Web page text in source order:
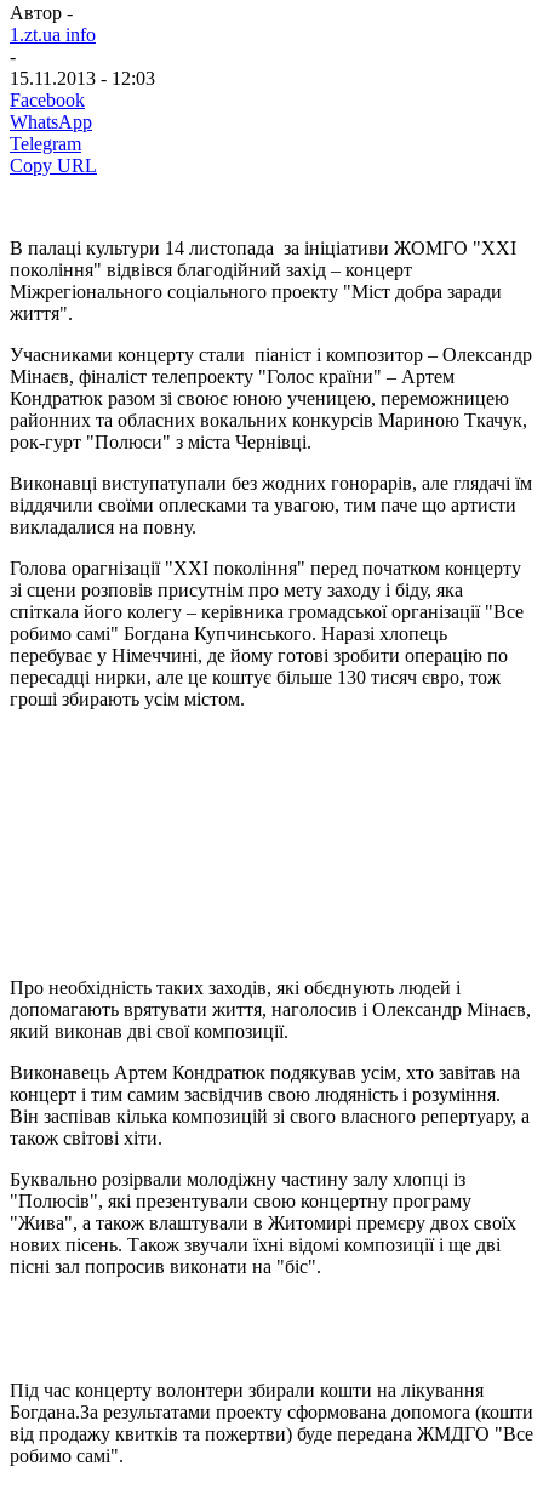
Автор -
1.zt.ua info
-
15.11.2013 - 12:03
Facebook
WhatsApp
Telegram
Copy URL
В палаці культури 14 листопада за ініціативи ЖОМГО "ХХІ
покоління" відвівся благодійний захід – концерт
Міжрегіонального соціального проекту "Міст добра заради
життя".
Учасниками концерту стали піаніст і композитор – Олександр
Мінаєв, фіналіст телепроекту "Голос країни" – Артем
Кондратюк разом зі своює юною ученицею, переможницею
районних та обласних вокальних конкурсів Мариною Ткачук,
рок-гурт "Полюси" з міста Чернівці.
Виконавці виступатупали без жодних гонорарів, але глядачі їм
віддячили своїми оплесками та увагою, тим паче що артисти
викладалися на повну.
Голова орагнізації "ХХІ покоління" перед початком концерту
зі сцени розповів присутнім про мету заходу і біду, яка
спіткала його колегу – керівника громадської організації "Все
робимо самі" Богдана Купчинського. Наразі хлопець
перебуває у Німеччині, де йому готові зробити операцію по
пересадці нирки, але це коштує більше 130 тисяч євро, тож
гроші збирають усім містом.
Про необхідність таких заходів, які обєднують людей і
допомагають врятувати життя, наголосив і Олександр Мінаєв,
який виконав дві свої композиції.
Виконавець Артем Кондратюк подякував усім, хто завітав на
концерт і тим самим засвідчив свою людяність і розуміння.
Він заспівав кілька композицій зі свого власного репертуару, а
також світові хіти.
Буквально розірвали молодіжну частину залу хлопці із
"Полюсів", які презентували свою концертну програму
"Жива", а також влаштували в Житомирі премєру двох своїх
нових пісень. Також звучали їхні відомі композиції і ще дві
пісні зал попросив виконати на "біс".
Під час концерту волонтери збирали кошти на лікування
Богдана.За результатами проекту сформована допомога (кошти
від продажу квитків та пожертви) буде передана ЖМДГО "Все
робимо самі".